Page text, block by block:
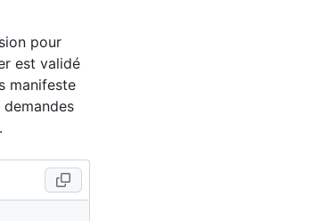
pour
est validé
manifeste